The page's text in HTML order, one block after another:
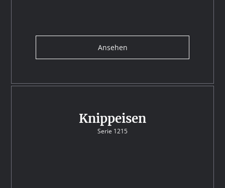
Ansehen
Knippeisen
Serie 1215